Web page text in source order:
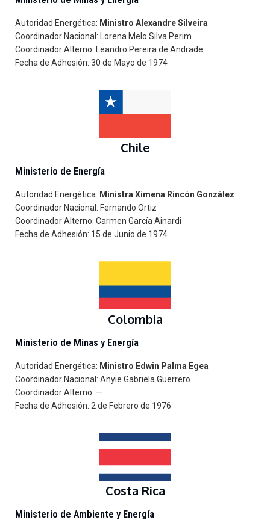
Autoridad Energética: Ministro Alexandre Silveira
Coordinador Nacional: Lorena Melo Silva Perim
Coordinador Alterno: Leandro Pereira de Andrade
Fecha de Adhesión: 30 de Mayo de 1974
Chile
Ministerio de Energía
Autoridad Energética: MinistraXimena Rincón González
Coordinador Nacional: Fernando Ortiz
Coordinador Alterno: Carmen García Ainardi
Fecha de Adhesión: 15 de Junio de 1974
Colombia
Ministerio de Minas y Energía
Autoridad Energética: Ministro Edwin Palma Egea
Coordinador Nacional: Anyie Gabriela Guerrero
Coordinador Alterno: —
Fecha de Adhesión: 2 de Febrero de 1976
Costa Rica
Ministerio de Ambiente y Energía